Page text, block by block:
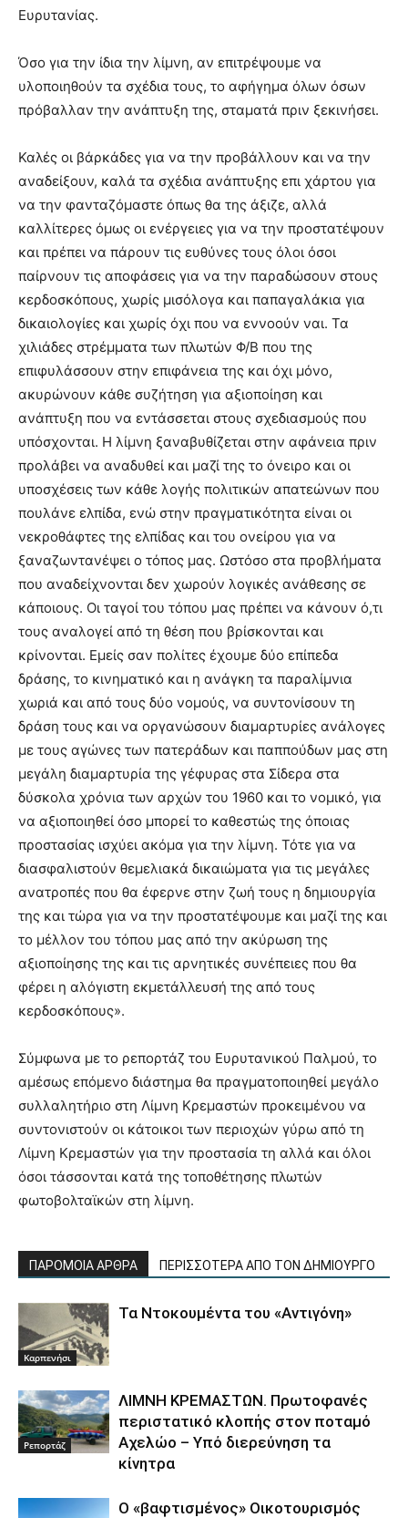
Ευρυτανίας.
Όσο για την ίδια την λίμνη, αν επιτρέψουμε να
υλοποιηθούν τα σχέδια τους, το αφήγημα όλων όσων
πρόβαλλαν την ανάπτυξη της, σταματά πριν ξεκινήσει.
Καλές οι βάρκάδες για να την προβάλλουν και να την
αναδείξουν, καλά τα σχέδια ανάπτυξης επι χάρτου για
να την φανταζόμαστε όπως θα της άξιζε, αλλά
καλλίτερες όμως οι ενέργειες για να την προστατέψουν
και πρέπει να πάρουν τις ευθύνες τους όλοι όσοι
παίρνουν τις αποφάσεις για να την παραδώσουν στους
κερδοσκόπους, χωρίς μισόλογα και παπαγαλάκια για
δικαιολογίες και χωρίς όχι που να εννοούν ναι. Τα
χιλιάδες στρέμματα των πλωτών Φ/Β που της
επιφυλάσσουν στην επιφάνεια της και όχι μόνο,
ακυρώνουν κάθε συζήτηση για αξιοποίηση και
ανάπτυξη που να εντάσσεται στους σχεδιασμούς που
υπόσχονται. Η λίμνη ξαναβυθίζεται στην αφάνεια πριν
προλάβει να αναδυθεί και μαζί της το όνειρο και οι
υποσχέσεις των κάθε λογής πολιτικών απατεώνων που
πουλάνε ελπίδα, ενώ στην πραγματικότητα είναι οι
νεκροθάφτες της ελπίδας και του ονείρου για να
ξαναζωντανέψει ο τόπος μας. Ωστόσο στα προβλήματα
που αναδείχνονται δεν χωρούν λογικές ανάθεσης σε
κάποιους. Οι ταγοί του τόπου μας πρέπει να κάνουν ό,τι
τους αναλογεί από τη θέση που βρίσκονται και
κρίνονται. Εμείς σαν πολίτες έχουμε δύο επίπεδα
δράσης, το κινηματικό και η ανάγκη τα παραλίμνια
χωριά και από τους δύο νομούς, να συντονίσουν τη
δράση τους και να οργανώσουν διαμαρτυρίες ανάλογες
με τους αγώνες των πατεράδων και παππούδων μας στη
μεγάλη διαμαρτυρία της γέφυρας στα Σίδερα στα
δύσκολα χρόνια των αρχών του 1960 και το νομικό, για
να αξιοποιηθεί όσο μπορεί το καθεστώς της όποιας
προστασίας ισχύει ακόμα για την λίμνη. Τότε για να
διασφαλιστούν θεμελιακά δικαιώματα για τις μεγάλες
ανατροπές που θα έφερνε στην ζωή τους η δημιουργία
της και τώρα για να την προστατέψουμε και μαζί της και
το μέλλον του τόπου μας από την ακύρωση της
αξιοποίησης της και τις αρνητικές συνέπειες που θα
φέρει η αλόγιστη εκμετάλλευσή της από τους
κερδοσκόπους».
Σύμφωνα με το ρεπορτάζ του Ευρυτανικού Παλμού, το
αμέσως επόμενο διάστημα θα πραγματοποιηθεί μεγάλο
συλλαλητήριο στη Λίμνη Κρεμαστών προκειμένου να
συντονιστούν οι κάτοικοι των περιοχών γύρω από τη
Λίμνη Κρεμαστών για την προστασία τη αλλά και όλοι
όσοι τάσσονται κατά της τοποθέτησης πλωτών
φωτοβολταϊκών στη λίμνη.
ΠΑΡΟΜΟΙΑ ΑΡΘΡΑ ΠΕΡΙΣΣΟΤΕΡΑ ΑΠΟ ΤΟΝ ΔΗΜΙΟΥΡΓΟ
Καρπενήσι
Τα Ντοκουμέντα του «Αντιγόνη»
Ρεπορτάζ
ΛΙΜΝΗ ΚΡΕΜΑΣΤΩΝ. Πρωτοφανές
περιστατικό κλοπής στον ποταμό
Αχελώο – Υπό διερεύνηση τα
κίνητρα
Ο «βαφτισμένος» Οικοτουρισμός